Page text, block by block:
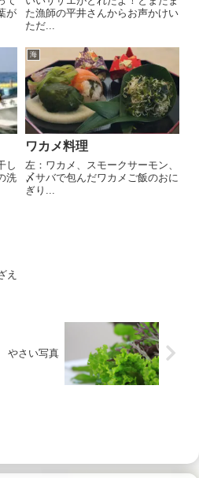
が
た漁師の平井さんからお声かけい
ただ...
し
洗
海
ワカメ料理
左：ワカメ、スモークサーモン、
〆サバで包んだワカメご飯のおに
ぎり...
え
やさい写真